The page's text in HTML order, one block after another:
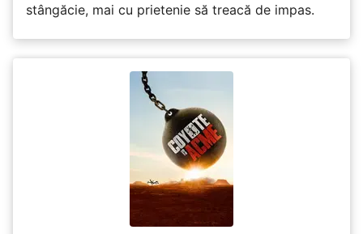
stângăcie, mai cu prietenie să treacă de impas.